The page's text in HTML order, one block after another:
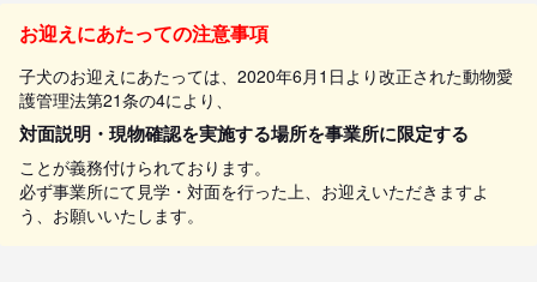
お迎えにあたっての注意事項
子犬のお迎えにあたっては、2020年6月1日より改正された動物愛
護管理法第21条の4により、
対面説明・現物確認を実施する場所を事業所に限定する
ことが義務付けられております。
必ず事業所にて見学・対面を行った上、お迎えいただきますよ
う、お願いいたします。